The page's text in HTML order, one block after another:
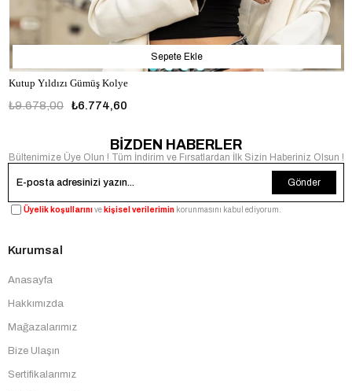
Kutup Yıldızı Gümüş Kolye
₺6.774,60
₺9.678,00
Sepete Ekle
BİZDEN HABERLER
Bültenimize Üye Olun ! Tüm İndirim ve Fırsatlardan İlk Sizin Haberiniz Olsun !
Gönder
Üyelik koşullarınıve kişisel verilerimin korunmasını kabul ediyorum.
Kurumsal
Anasayfa
Hakkımızda
Mağazalarımız
Bize Ulaşın
Sertifikalarımız